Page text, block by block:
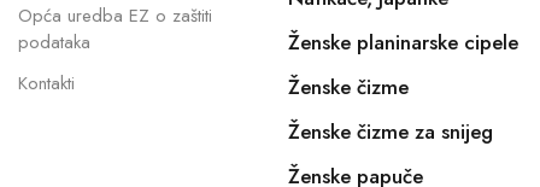
Opća uredba EZ o zaštiti
podataka
Kontakti
Ženske planinarske cipele
Ženske čizme
Ženske čizme za snijeg
Ženske papuče